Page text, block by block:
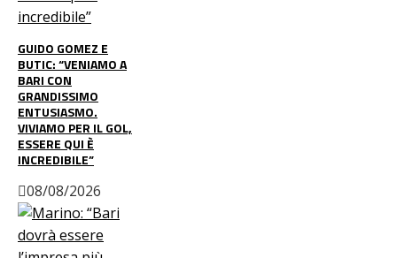
GUIDO GOMEZ E
BUTIC: “VENIAMO A
BARI CON
GRANDISSIMO
ENTUSIASMO.
VIVIAMO PER IL GOL,
ESSERE QUI È
INCREDIBILE”
08/08/2026